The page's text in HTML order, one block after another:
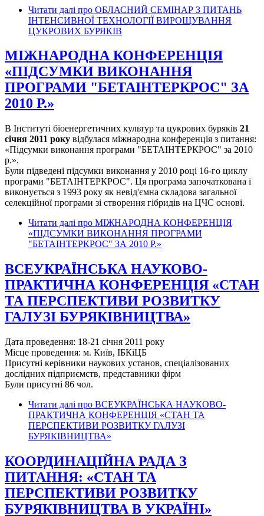
Читати далі про ОБЛАСНИЙ СЕМІНАР З ПИТАНЬ
ІНТЕНСИВНОЇ ТЕХНОЛОГІЇ ВИРОЩУВАННЯ
ЦУКРОВИХ БУРЯКІВ
МІЖНАРОДНА КОНФЕРЕНЦІЯ
«ПІДСУМКИ ВИКОНАННЯ
ПРОГРАМИ "БЕТАІНТЕРКРОС" ЗА
2010 Р.»
В Інституті біоенергетичних культур та цукрових буряків 21
січня 2011 року відбулася міжнародна конференція з питання:
«Підсумки виконання програми "БЕТАІНТЕРКРОС" за 2010
р.».
Були підведені підсумки виконання у 2010 році 16-го циклу
програми "БЕТАІНТЕРКРОС". Ця програма започаткована і
виконується з 1993 року як невід'ємна складова загальної
селекційної програми зі створення гібридів на ЦЧС основі.
Читати далі про МІЖНАРОДНА КОНФЕРЕНЦІЯ
«ПІДСУМКИ ВИКОНАННЯ ПРОГРАМИ
"БЕТАІНТЕРКРОС" ЗА 2010 Р.»
ВСЕУКРАЇНСЬКА НАУКОВО-
ПРАКТИЧНА КОНФЕРЕНЦІЯ «СТАН
ТА ПЕРСПЕКТИВИ РОЗВИТКУ
ГАЛУЗІ БУРЯКІВНИЦТВА»
Дата проведення: 18-21 січня 2011 року
Місце проведення: м. Київ, ІБКіЦБ
Присутні керівники наукових установ, спеціалізованих
дослідних підприємств, представники фірм
Були присутні 86 чол.
Читати далі про ВСЕУКРАЇНСЬКА НАУКОВО-
ПРАКТИЧНА КОНФЕРЕНЦІЯ «СТАН ТА
ПЕРСПЕКТИВИ РОЗВИТКУ ГАЛУЗІ
БУРЯКІВНИЦТВА»
КООРДИНАЦІЙНА РАДА З
ПИТАННЯ: «СТАН ТА
ПЕРСПЕКТИВИ РОЗВИТКУ
БУРЯКІВНИЦТВА В УКРАЇНІ»